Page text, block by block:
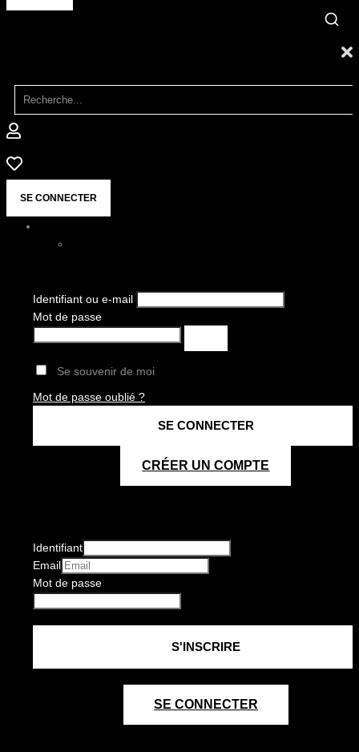
SE CONNECTER
Identifiant ou e-mail
Mot de passe
Se souvenir de moi
Mot de passe oublié ?
CRÉER UN COMPTE
Identifiant
Email
Mot de passe
SE CONNECTER